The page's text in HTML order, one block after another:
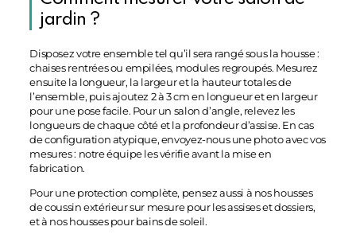
jardin ?
Disposez votre ensemble tel qu’il sera rangé sous la housse :
chaises rentrées ou empilées, modules regroupés. Mesurez
ensuite la longueur, la largeur et la hauteur totales de
l’ensemble, puis ajoutez 2 à 3 cm en longueur et en largeur
pour une pose facile. Pour un salon d’angle, relevez les
longueurs de chaque côté et la profondeur d’assise. En cas
de configuration atypique, envoyez-nous une photo avec vos
mesures : notre équipe les vérifie avant la mise en
fabrication.
Pour une protection complète, pensez aussi à noshousses
de coussin extérieur sur mesurepour les assises et dossiers,
et à noshousses pour bains de soleil.